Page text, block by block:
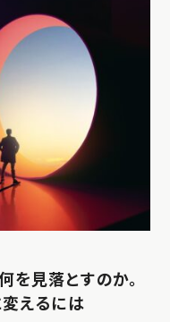
を見落とすのか。
えるには